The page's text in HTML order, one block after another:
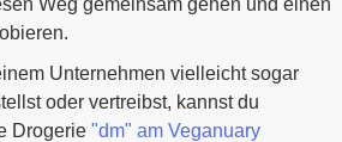
Weg gemeinsam gehen und einen
Unternehmen vielleicht sogar
oder vertreibst, kannst du
Drogerie "dm" am Veganuary